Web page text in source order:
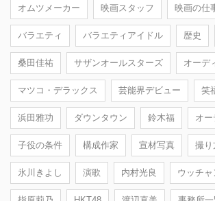
オムツメーカー 映画スタッフ 映画の仕
バラエティ バラエティアイドル 歴史
桑田佳祐 サザンオールスターズ オーデ
マツコ・デラックス 芸能界デビュー 笑
浜田雅功 ダウンタウン 鈴木福 オ
子役の条件 構成作家 宣材写真 撮り
氷川きよし 演歌 内村光良 ウッチ